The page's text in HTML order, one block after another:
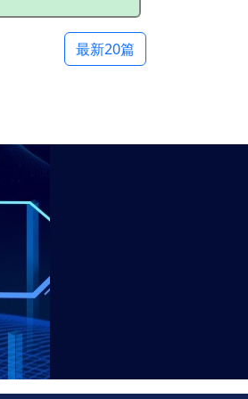
最新20篇